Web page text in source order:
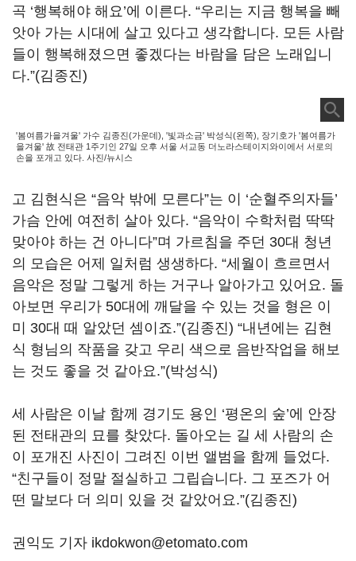
곡 ‘행복해야 해요’에 이른다. “우리는 지금 행복을 빼
앗아 가는 시대에 살고 있다고 생각합니다. 모든 사람
들이 행복해졌으면 좋겠다는 바람을 담은 노래입니
다.”(김종진)
'봄여름가을겨울' 가수 김종진(가운데), '빛과소금' 박성식(왼쪽), 장기호가 '봄여름가
을겨울' 故 전태관 1주기인 27일 오후 서울 서교동 더노라스테이지와이에서 서로의
손을 포개고 있다. 사진/뉴시스
고 김현식은 “음악 밖에 모른다”는 이 ‘순혈주의자들’
가슴 안에 여전히 살아 있다. “음악이 수학처럼 딱딱
맞아야 하는 건 아니다”며 가르침을 주던 30대 청년
의 모습은 어제 일처럼 생생하다. “세월이 흐르면서
음악은 정말 그렇게 하는 거구나 알아가고 있어요. 돌
아보면 우리가 50대에 깨달을 수 있는 것을 형은 이
미 30대 때 알았던 셈이죠.”(김종진) “내년에는 김현
식 형님의 작품을 갖고 우리 색으로 음반작업을 해보
는 것도 좋을 것 같아요.”(박성식)
세 사람은 이날 함께 경기도 용인 ‘평온의 숲’에 안장
된 전태관의 묘를 찾았다. 돌아오는 길 세 사람의 손
이 포개진 사진이 그려진 이번 앨범을 함께 들었다.
“친구들이 정말 절실하고 그립습니다. 그 포즈가 어
떤 말보다 더 의미 있을 것 같았어요.”(김종진)
권익도 기자 ikdokwon@etomato.com